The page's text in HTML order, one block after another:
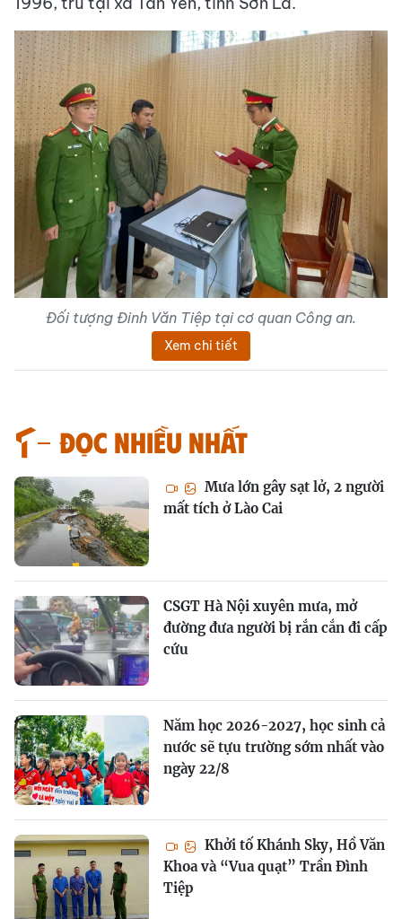
Đối tượng Đinh Văn Tiệp tại cơ quan Công an.
Xem chi tiết
Đọc nhiều nhất
Mưa lớn gây sạt lở, 2 người
mất tích ở Lào Cai
CSGT Hà Nội xuyên mưa, mở
đường đưa người bị rắn cắn đi cấp
cứu
Năm học 2026-2027, học sinh cả
nước sẽ tựu trường sớm nhất vào
ngày 22/8
Khởi tố Khánh Sky, Hồ Văn
Khoa và “Vua quạt” Trần Đình
Tiệp